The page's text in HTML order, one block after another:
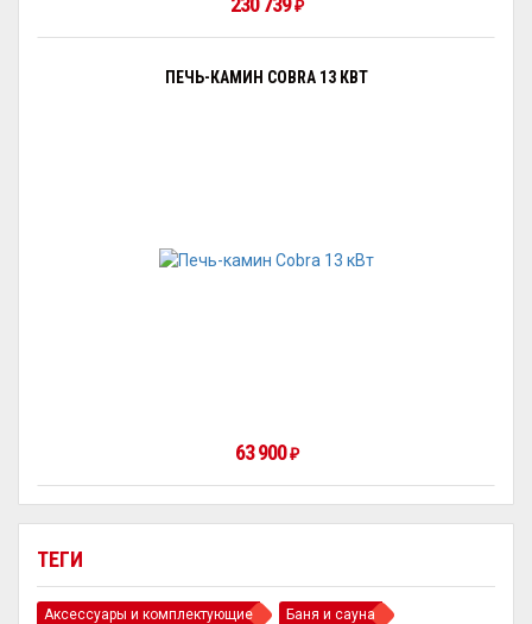
ТЕГИ
Аксессуары и комплектующие
Баня и сауна
₽
ПЕЧЬ-КАМИН COBRA 13 КВТ
63 900 ₽